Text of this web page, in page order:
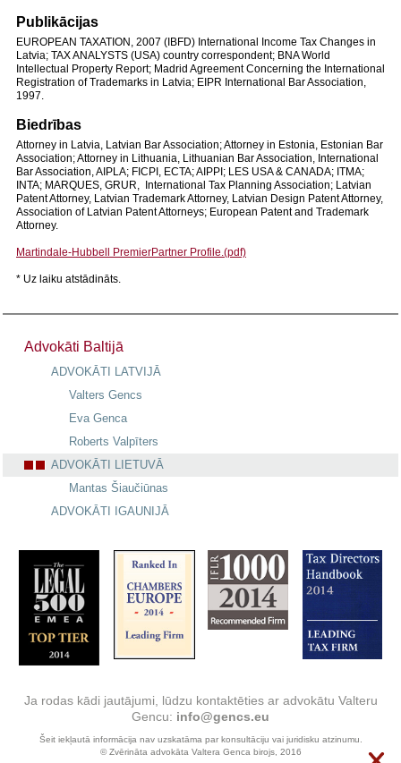
Publikācijas
EUROPEAN TAXATION, 2007 (IBFD) International Income Tax Changes in
Latvia; TAX ANALYSTS (USA) country correspondent; BNA World
Intellectual Property Report; Madrid Agreement Concerning the International
Registration of Trademarks in Latvia; EIPR International Bar Association,
1997.
Biedrības
Attorney in Latvia, Latvian Bar Association; Attorney in Estonia, Estonian Bar
Association; Attorney in Lithuania, Lithuanian Bar Association, International
Bar Association, AIPLA; FICPI, ECTA; AIPPI; LES USA & CANADA; ITMA;
INTA; MARQUES, GRUR, International Tax Planning Association; Latvian
Patent Attorney, Latvian Trademark Attorney, Latvian Design Patent Attorney,
Association of Latvian Patent Attorneys; European Patent and Trademark
Attorney.
Martindale-Hubbell PremierPartner Profile.(pdf)
* Uz laiku atstādināts.
Advokāti Baltijā
ADVOKĀTI LATVIJĀ
Valters Gencs
Eva Genca
Roberts Valpīters
ADVOKĀTI LIETUVĀ
Mantas Šiaučiūnas
ADVOKĀTI IGAUNIJĀ
Ja rodas kādi jautājumi, lūdzu kontaktēties ar advokātu Valteru
Gencu: info@gencs.eu
Šeit iekļautā informācija nav uzskatāma par konsultāciju vai juridisku atzinumu.
© Zvērināta advokāta Valtera Genca birojs, 2016